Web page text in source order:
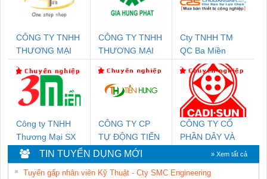
CÔNG TY TNHH
THƯƠNG MẠI
NAM
CÔNG TY TNHH
THƯƠNG MẠI
THUẬT ĐIỆN CƠ
GIA HƯNG
Cty TNHH TM
QC Ba Miền
Công ty TNHH
Thương Mại SX
Ba Miền
CÔNG TY CP
TỰ ĐỘNG TIẾN
HƯNG
CÔNG TY CỔ
PHẦN DÂY VÀ
CÁP ĐIỆN
THƯỢNG ĐÌNH
TIN TUYỂN DỤNG MỚI » Xem tất cả
Tuyển gấp nhân viên Kỹ Thuật - Cty SMC Engineering